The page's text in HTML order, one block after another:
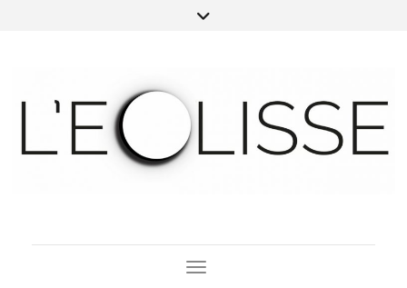
Toggle Navigation